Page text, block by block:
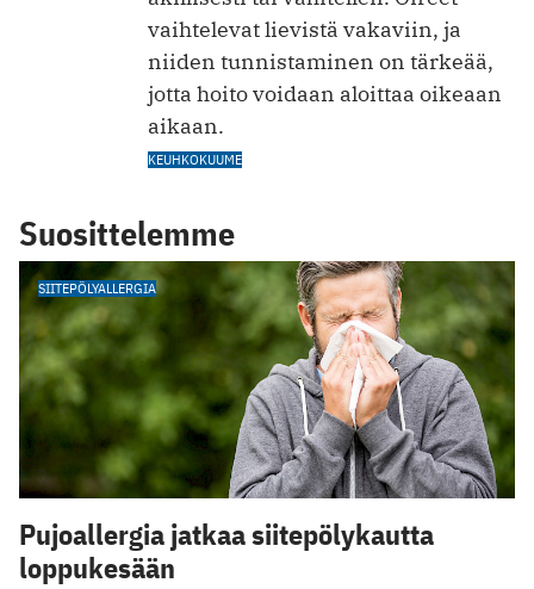
vaihtelevat lievistä vakaviin, ja
niiden tunnistaminen on tärkeää,
jotta hoito voidaan aloittaa oikeaan
aikaan.
KEUHKOKUUME
Suosittelemme
SIITEPÖLYALLERGIA
Pujoallergia jatkaa siitepölykautta
loppukesään